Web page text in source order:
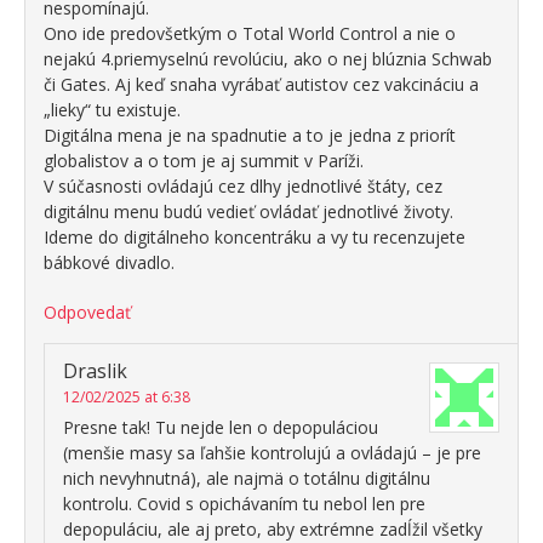
nespomínajú.
Ono ide predovšetkým o Total World Control a nie o
nejakú 4.priemyselnú revolúciu, ako o nej blúznia Schwab
či Gates. Aj keď snaha vyrábať autistov cez vakcináciu a
„lieky“ tu existuje.
Digitálna mena je na spadnutie a to je jedna z priorít
globalistov a o tom je aj summit v Paríži.
V súčasnosti ovládajú cez dlhy jednotlivé štáty, cez
digitálnu menu budú vedieť ovládať jednotlivé životy.
Ideme do digitálneho koncentráku a vy tu recenzujete
bábkové divadlo.
Odpovedať
Draslik
12/02/2025 at 6:38
Presne tak! Tu nejde len o depopuláciou
(menšie masy sa ľahšie kontrolujú a ovládajú – je pre
nich nevyhnutná), ale najmä o totálnu digitálnu
kontrolu. Covid s opichávaním tu nebol len pre
depopuláciu, ale aj preto, aby extrémne zadĺžil všetky